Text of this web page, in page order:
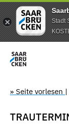
Stadt
» Seite vorlesen |